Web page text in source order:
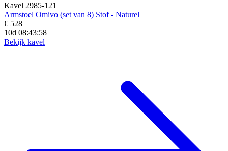
Kavel 2985-121
Armstoel Omivo (set van 8) Stof - Naturel
€ 528
10d 08:43:57
Bekijk kavel